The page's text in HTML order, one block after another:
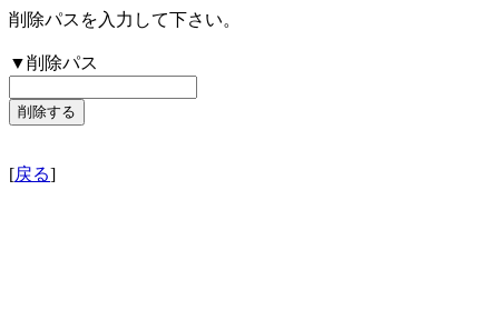
削除パスを入力して下さい。
▼削除パス
[戻る]